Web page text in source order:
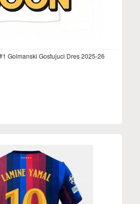
Golmanski Gostujuci Dres 2025-26